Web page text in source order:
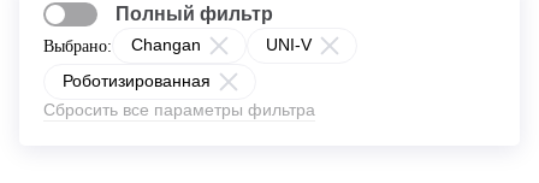
Выбрано: Changan
UNI-V
Роботизированная
Сбросить все параметры фильтра
Полный фильтр